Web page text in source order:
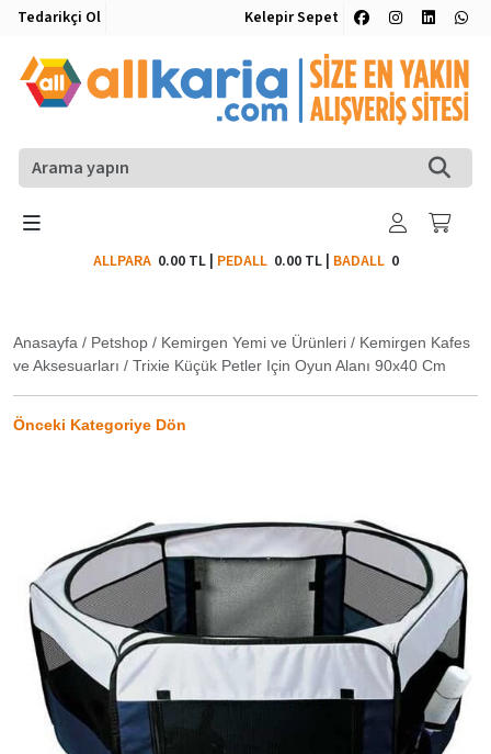
Tedarikçi Ol Kelepir Sepet
ALLPARA 0.00 TL| PEDALL 0.00 TL| BADALL0
Anasayfa / Petshop / Kemirgen Yemi ve Ürünleri / Kemirgen Kafes
ve Aksesuarları / Trixie Küçük Petler Için Oyun Alanı 90x40 Cm
Önceki Kategoriye Dön